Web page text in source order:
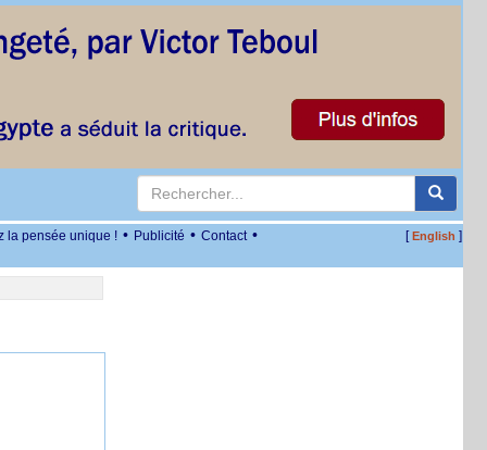
la pensée unique ! • Publicité • Contact • [English ]